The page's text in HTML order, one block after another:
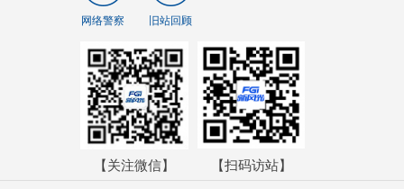
网络警察 旧站回顾
【关注微信】 【扫码访站】